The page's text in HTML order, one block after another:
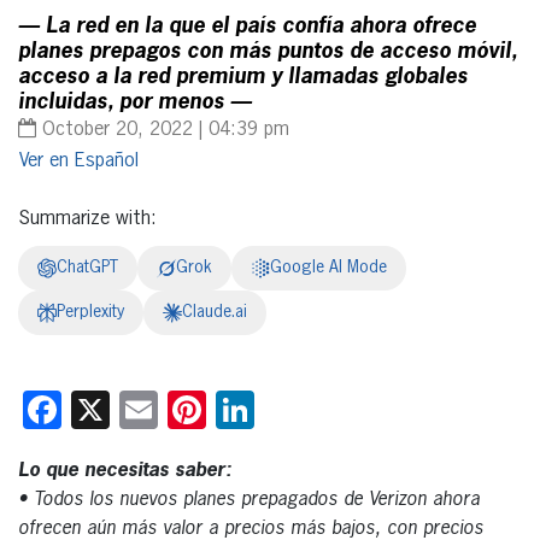
— La red en la que el país confía ahora ofrece
planes prepagos con más puntos de acceso móvil,
acceso a la red premium y llamadas globales
incluidas, por menos —
October 20, 2022 | 04:39 pm
Español
Summarize with:
ChatGPT Grok Google AI Mode
Perplexity Claude.ai
Facebook
X EmailPinterest
Lo que necesitas saber:
• Todos los nuevos planes prepagados de Verizon ahora
ofrecen aún más valor a precios más bajos, con precios